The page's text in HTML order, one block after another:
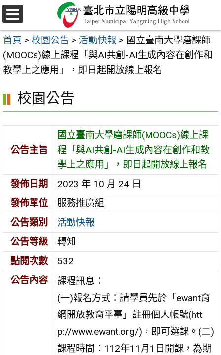
跳
至
主
要
內
區
選
單
首頁 > 校園公告 > 活動快報 > 國立臺南大學磨課師
(MOOCs)線上課程「與AI共創-AI生成內容在創作和
教學上之應用」，即日起開放線上報名
校園公告
公告主旨
國立臺南大學磨課師(MOOCs)線上課
程「與AI共創-AI生成內容在創作和教
學上之應用」，即日起開放線上報名
發佈日期
2023 年 10 月 24 日
發佈單位
服務推廣組
公告類別
活動快報
公告等級
轉知
點閱次數
532
公告內容
課程訊息：
(一)報名方式：請學員先於「ewant育
網開放教育平臺」註冊個人帳號(htt
p://www.ewant.org/)，即可選課。(二)
課程時間：112年11月1日開課，為期